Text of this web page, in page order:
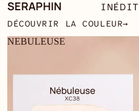
SERAPHIN INÉDIT
DÉCOUVRIR LA COULEUR→
NEBULEUSE